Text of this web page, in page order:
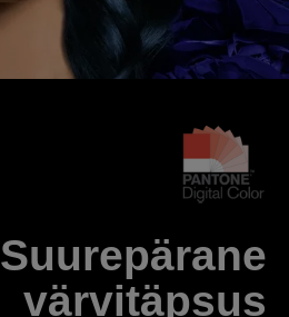
Suurepärane
värvitäpsus